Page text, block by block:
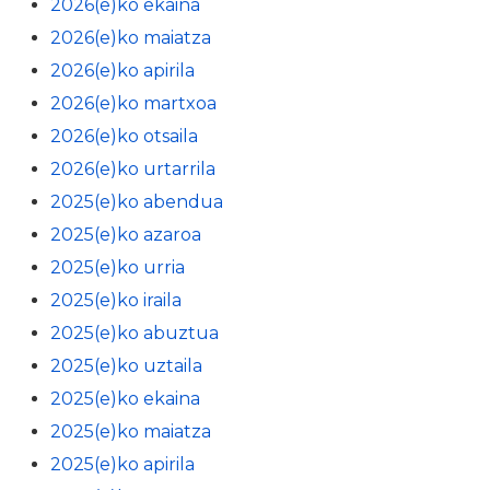
2026(e)ko ekaina
2026(e)ko maiatza
2026(e)ko apirila
2026(e)ko martxoa
2026(e)ko otsaila
2026(e)ko urtarrila
2025(e)ko abendua
2025(e)ko azaroa
2025(e)ko urria
2025(e)ko iraila
2025(e)ko abuztua
2025(e)ko uztaila
2025(e)ko ekaina
2025(e)ko maiatza
2025(e)ko apirila